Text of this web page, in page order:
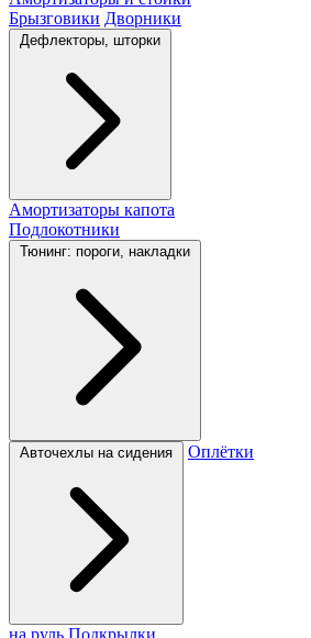
Брызговики Дворники
Дефлекторы, шторки
Амортизаторы капота
Подлокотники
Тюнинг: пороги, накладки
Авточехлы на сидения Оплётки
на руль Подкрылки